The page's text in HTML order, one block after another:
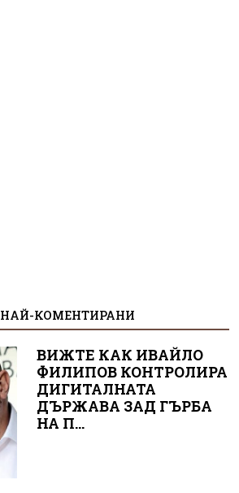
НАЙ-КОМЕНТИРАНИ
ВИЖТЕ КАК ИВАЙЛО
ФИЛИПОВ КОНТРОЛИРА
ДИГИТАЛНАТА
ДЪРЖАВА ЗАД ГЪРБА
НА П...